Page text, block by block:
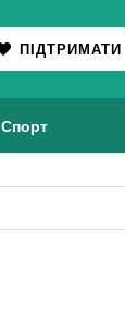
ПІДТРИМАТИ
Спорт